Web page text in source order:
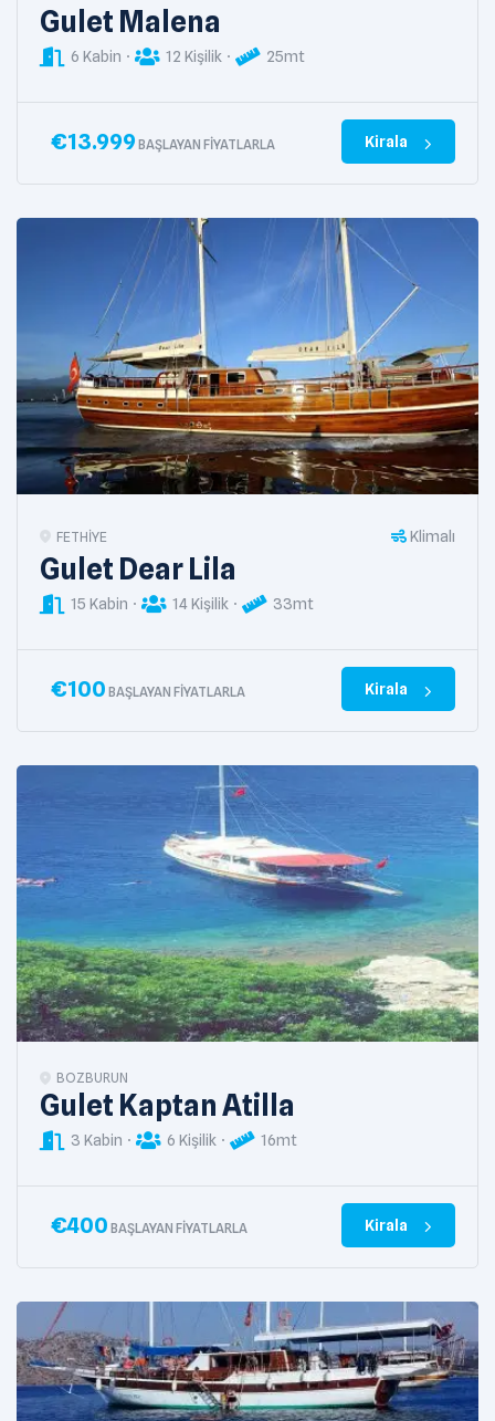
Gulet Malena
6 Kabin 12 Kişilik 25mt
€13.999 BAŞLAYAN FIYATLARLA Kirala
FETHIYE Klimalı
Gulet Dear Lila
15 Kabin 14 Kişilik 33mt
€100 BAŞLAYAN FIYATLARLA Kirala
BOZBURUN
Gulet Kaptan Atilla
3 Kabin 6 Kişilik 16mt
€400 BAŞLAYAN FIYATLARLA Kirala